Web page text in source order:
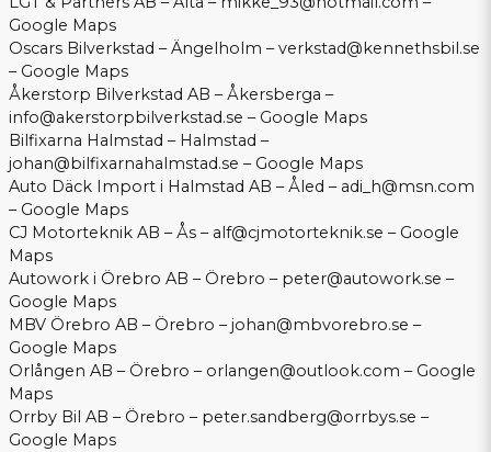
Google Maps
Oscars Bilverkstad – Ängelholm –verkstad@kennethsbil.se
– Google Maps
Åkerstorp Bilverkstad AB – Åkersberga –
info@akerstorpbilverkstad.se – Google Maps
Bilfixarna Halmstad – Halmstad –
johan@bilfixarnahalmstad.se – Google Maps
Auto Däck Import i Halmstad AB – Åled – adi_h@msn.com
– Google Maps
CJ Motorteknik AB – Ås – alf@cjmotorteknik.se – Google
Maps
Autowork i Örebro AB – Örebro – peter@autowork.se –
Google Maps
MBV Örebro AB – Örebro –johan@mbvorebro.se –
Google Maps
Orlången AB – Örebro – orlangen@outlook.com – Google
Maps
Orrby Bil AB – Örebro – peter.sandberg@orrbys.se –
Google Maps